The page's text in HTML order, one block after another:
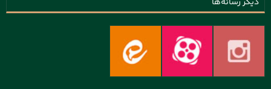
دیگر رسانه‌ها